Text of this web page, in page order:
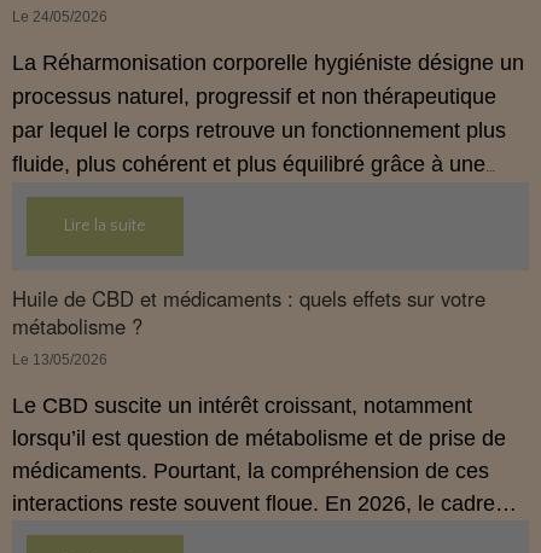
Le 24/05/2026
La Réharmonisation corporelle hygiéniste désigne un
processus naturel, progressif et non thérapeutique
par lequel le corps retrouve un fonctionnement plus
fluide, plus cohérent et plus équilibré grâce à une
hygiène de vie adaptée.
Lire la suite
Huile de CBD et médicaments : quels effets sur votre
métabolisme ?
Le 13/05/2026
Le CBD suscite un intérêt croissant, notamment
lorsqu’il est question de métabolisme et de prise de
médicaments. Pourtant, la compréhension de ces
interactions reste souvent floue. En 2026, le cadre
légal français impose des règles strictes : seuls les